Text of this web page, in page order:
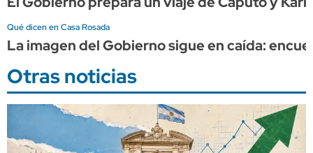
Qué dicen en Casa Rosada
La imagen del Gobierno sigue en caída:
Otras noticias